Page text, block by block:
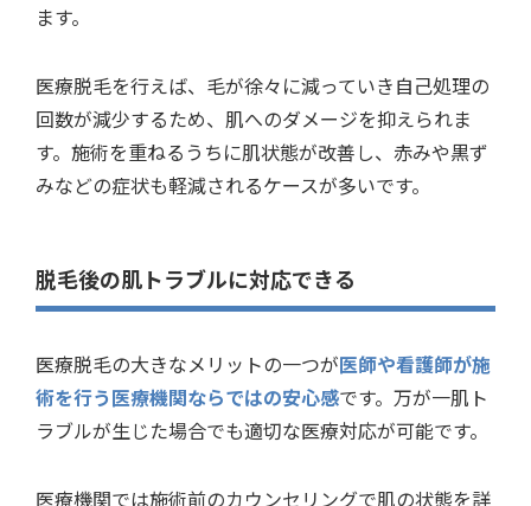
ます。
医療脱毛を行えば、毛が徐々に減っていき自己処理の
回数が減少するため、肌へのダメージを抑えられま
す。施術を重ねるうちに肌状態が改善し、赤みや黒ず
みなどの症状も軽減されるケースが多いです。
脱毛後の肌トラブルに対応できる
医療脱毛の大きなメリットの一つが医師や看護師が施
術を行う医療機関ならではの安心感です。万が一肌ト
ラブルが生じた場合でも適切な医療対応が可能です。
医療機関では施術前のカウンセリングで肌の状態を詳